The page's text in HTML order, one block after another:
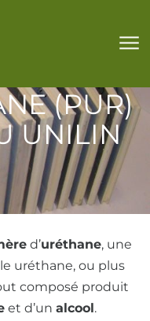
(PUR)
UNILIN
d’uréthane, une
uréthane, ou plus
composé produit
et d’un alcool.